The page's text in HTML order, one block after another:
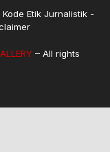
Kode Etik Jurnalistik
– All rights